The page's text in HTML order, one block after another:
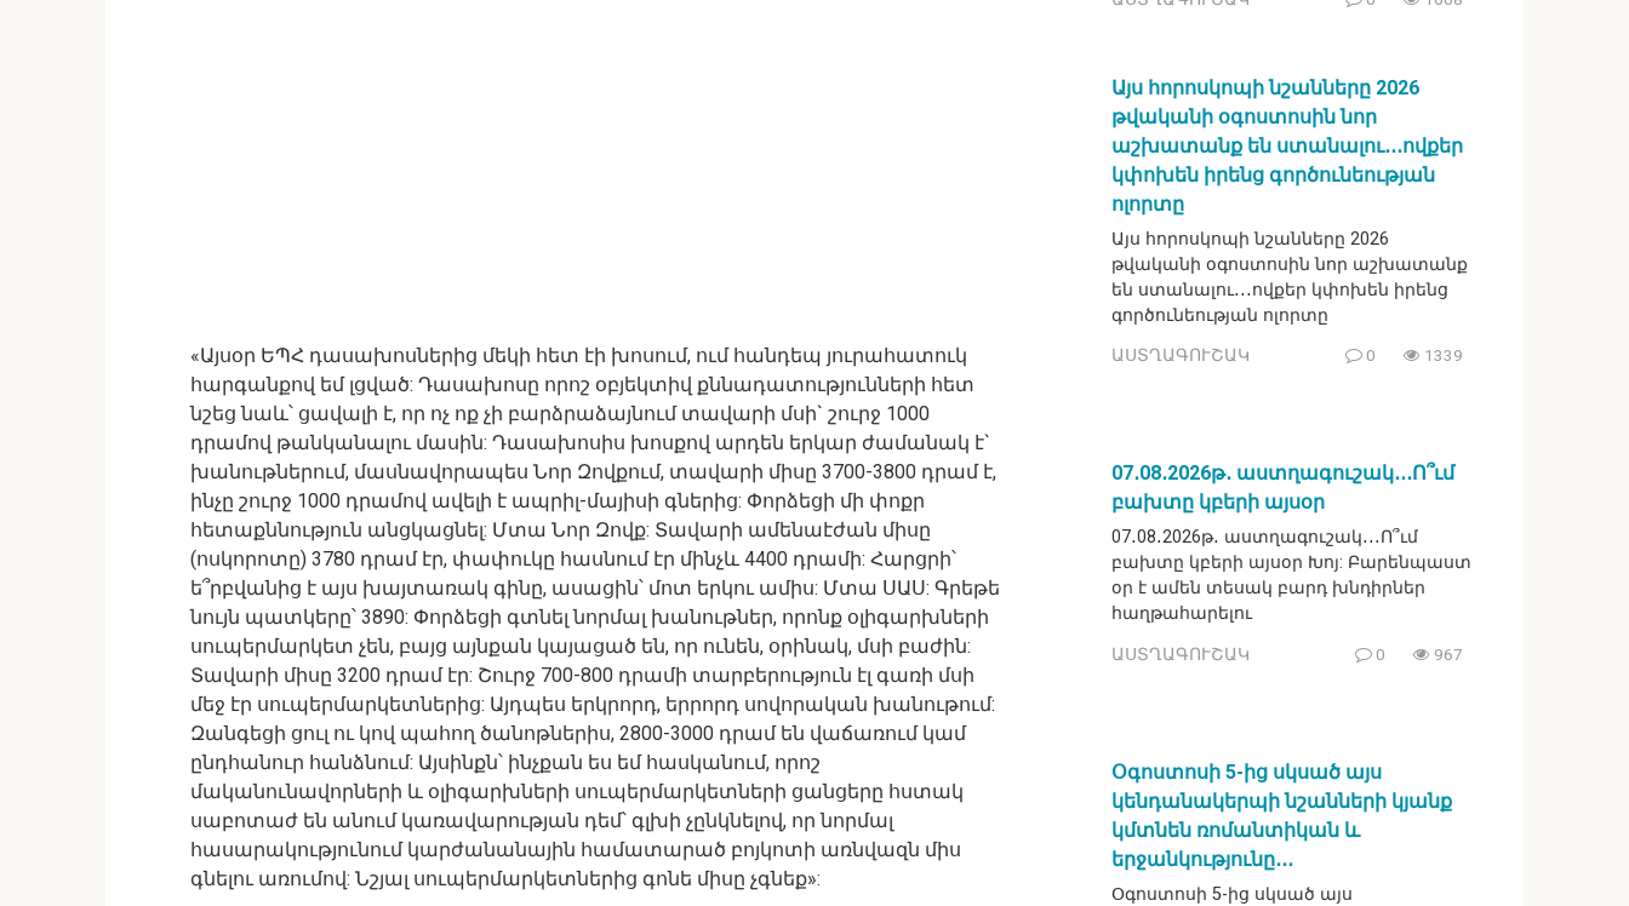
«Այսօր ԵՊՀ դասախոսներից մեկի հետ էի խոսում, ում հանդեպ յուրահատուկ
հարգանքով եմ լցված: Դասախոսը որոշ օբյեկտիվ քննադատությունների հետ
նշեց նաև՝ ցավալի է, որ ոչ ոք չի բարձրաձայնում տավարի մսի` շուրջ 1000
դրամով թանկանալու մասին: Դասախոսիս խոսքով արդեն երկար ժամանակ է`
խանութներում, մասնավորապես Նոր Զովքում, տավարի միսը 3700-3800 դրամ է,
ինչը շուրջ 1000 դրամով ավելի է ապրիլ-մայիսի գներից: Փորձեցի մի փոքր
հետաքննություն անցկացնել: Մտա Նոր Զովք: Տավարի ամենաէժան միսը
(ոսկորոտը) 3780 դրամ էր, փափուկը հասնում էր մինչև 4400 դրամի: Հարցրի՝
ե՞րբվանից է այս խայտառակ գինը, ասացին՝ մոտ երկու ամիս: Մտա ՍԱՍ: Գրեթե
նույն պատկերը՝ 3890: Փորձեցի գտնել նորմալ խանութներ, որոնք օլիգարխների
սուպերմարկետ չեն, բայց այնքան կայացած են, որ ունեն, օրինակ, մսի բաժին:
Տավարի միսը 3200 դրամ էր: Շուրջ 700-800 դրամի տարբերություն էլ գառի մսի
մեջ էր սուպերմարկետներից: Այդպես երկրորդ, երրորդ սովորական խանութում:
Զանգեցի ցուլ ու կով պահող ծանոթներիս, 2800-3000 դրամ են վաճառում կամ
ընդհանուր հանձնում: Այսինքն՝ ինչքան ես եմ հասկանում, որոշ
մականունավորների և օլիգարխների սուպերմարկետների ցանցերը հստակ
սաբոտաժ են անում կառավարության դեմ՝ գլխի չընկնելով, որ նորմալ
հասարակությունում կարժանանային համատարած բոյկոտի առնվազն միս
գնելու առումով: Նշյալ սուպերմարկետներից գոնե միսը չգնեք»:
Այս հորոսկոպի նշանները 2026
թվականի օգոստոսին նոր
աշխատանք են ստանալու․․․ովքեր
կփոխեն իրենց գործունեության
ոլորտը
Այս հորոսկոպի նշանները 2026
թվականի օգոստոսին նոր աշխատանք
են ստանալու․․․ովքեր կփոխեն իրենց
գործունեության ոլորտը
ԱՍՏՂԱԳՈՒՇԱԿ 0 1339
07․08․2026թ․ աստղագուշակ․․․Ո՞ւմ
բախտը կբերի այսօր
07․08․2026թ․ աստղագուշակ․․․Ո՞ւմ
բախտը կբերի այսօր Խոյ: Բարենպաստ
օր է ամեն տեսակ բարդ խնդիրներ
հաղթահարելու
ԱՍՏՂԱԳՈՒՇԱԿ 0 967
Օգոստոսի 5-ից սկսած այս
կենդանակերպի նշանների կյանք
կմտնեն ռոմանտիկան և
երջանկությունը․․․
Օգոստոսի 5-ից սկսած այս